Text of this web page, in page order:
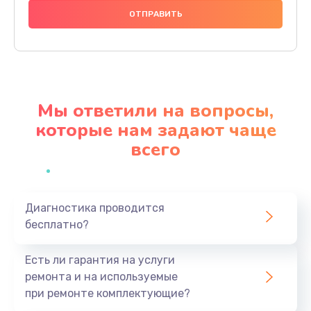
1000 руб.
Заказать
Профилактическая чистка
Заказать
Мы ответили на вопросы,
которые нам задают чаще
всего
Диагностика проводится
бесплатно?
Есть ли гарантия на услуги
ремонта и на используемые
при ремонте комплектующие?